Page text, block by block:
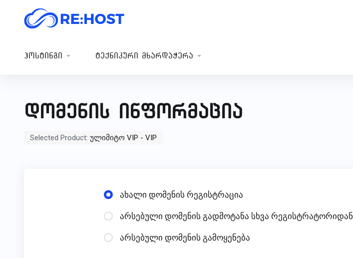
ჰოსტინგი ტექნიკური მხარდაჭერა
დომენის ინფორმაცია
Selected Product: ულიმიტო VIP - VIP
ახალი დომენის რეგისტრაცია
არსებული დომენის გადმოტანა სხვა რეგისტრატორიდან
არსებული დომენის გამოყენება